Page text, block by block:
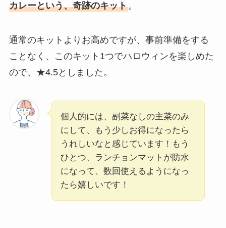
カレーという、奇跡のキット。
通常のキットよりお高めですが、事前準備をする
ことなく、このキット1つでハロウィンを楽しめた
ので、★4.5としました。
個人的には、副菜なしの主菜のみ
にして、もう少しお得になったら
うれしいなと感じています！もう
ひとつ、ランチョンマットが防水
になって、数回使えるようになっ
たら嬉しいです！